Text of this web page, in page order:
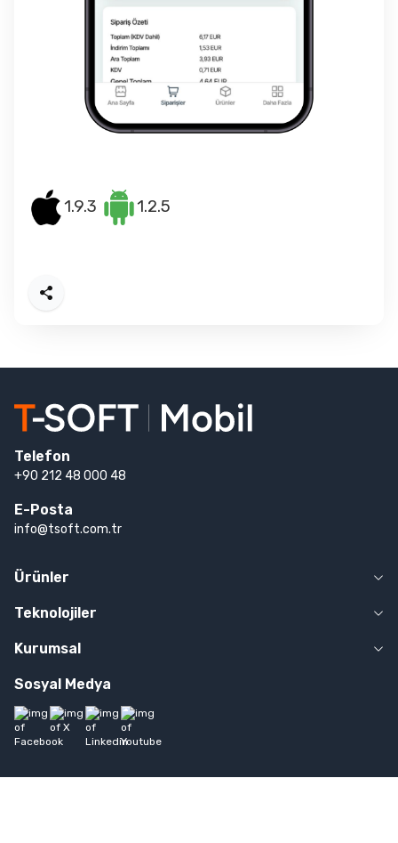
1.9.3 1.2.5
Paylaş
Telefon
+90 212 48 000 48
E-Posta
info@tsoft.com.tr
Ürünler
Teknolojiler
Kurumsal
Sosyal Medya